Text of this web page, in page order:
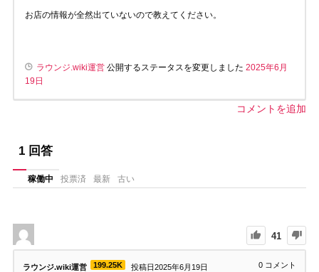
お店の情報が全然出ていないので教えてください。
ラウンジ.wiki運営公開するステータスを変更しました 2025年6月
19日
コメントを追加
1 回答
稼働中 投票済 最新 古い
41
ラウンジ.wiki運営 199.25K 投稿日2025年6月19日 0 コメント